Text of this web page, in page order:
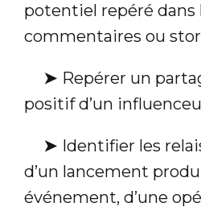
potentiel repéré dans
commentaires ou
➤ Repérer un
positif d’un
➤ Identifier les
d’un lancement
événement, d’une